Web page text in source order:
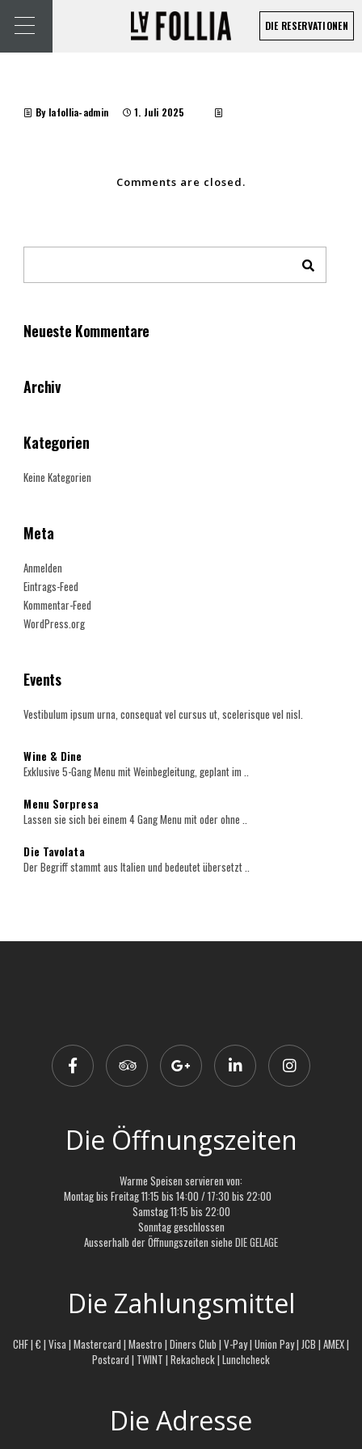
DIE RESERVATIONEN
By lafollia-admin 1. Juli 2025
Comments are closed.
Neueste Kommentare
Archiv
Kategorien
Keine Kategorien
Meta
Anmelden
Eintrags-Feed
Kommentar-Feed
WordPress.org
Events
Vestibulum ipsum urna, consequat vel cursus ut, scelerisque vel nisl.
Wine & Dine
Exklusive 5-Gang Menu mit Weinbegleitung, geplant im ..
Menu Sorpresa
Lassen sie sich bei einem 4 Gang Menu mit oder ohne ..
Die Tavolata
Der Begriff stammt aus Italien und bedeutet übersetzt ..
Die Öffnungszeiten
Warme Speisen servieren von:
Montag bis Freitag 11:15 bis 14:00 / 17:30 bis 22:00
Samstag 11:15 bis 22:00
Sonntag geschlossen
Ausserhalb der Öffnungszeiten siehe DIE GELAGE
Die Zahlungsmittel
CHF | € | Visa | Mastercard | Maestro | Diners Club | V-Pay | Union Pay | JCB | AMEX |
Postcard | TWINT | Rekacheck | Lunchcheck
Die Adresse